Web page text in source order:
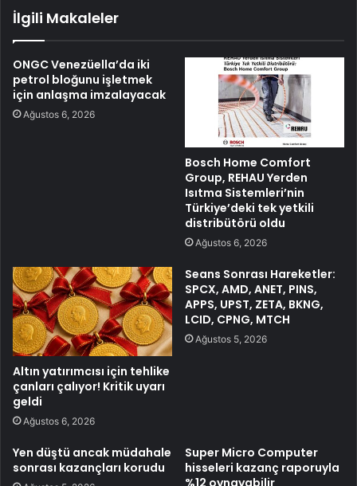
İlgili Makaleler
ONGC Venezüella’da iki
petrol bloğunu işletmek
için anlaşma imzalayacak
Ağustos 6, 2026
Bosch Home Comfort
Group, REHAU Yerden
Isıtma Sistemleri’nin
Türkiye’deki tek yetkili
distribütörü oldu
Ağustos 6, 2026
Altın yatırımcısı için tehlike
çanları çalıyor! Kritik uyarı
geldi
Ağustos 6, 2026
Seans Sonrası Hareketler:
SPCX, AMD, ANET, PINS,
APPS, UPST, ZETA, BKNG,
LCID, CPNG, MTCH
Ağustos 5, 2026
Yen düştü ancak müdahale
sonrası kazançları korudu
Super Micro Computer
hisseleri kazanç raporuyla